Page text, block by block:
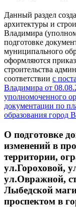
Данный раздел
архитектуры и
Владимира
подготовке
муниципального
оформляются
строительства
соответствии с
Владимира от
уполномоченного
документации по
образования город
О подготовке
изменений в
территории,
ул.Гороховой,
ул.Овражной,
Лыбедской
проспектом в